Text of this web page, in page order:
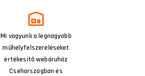
Mi vagyunk a legnagyobb
műhelyfelszereléseket
értékesítő webáruház
Csehországban és